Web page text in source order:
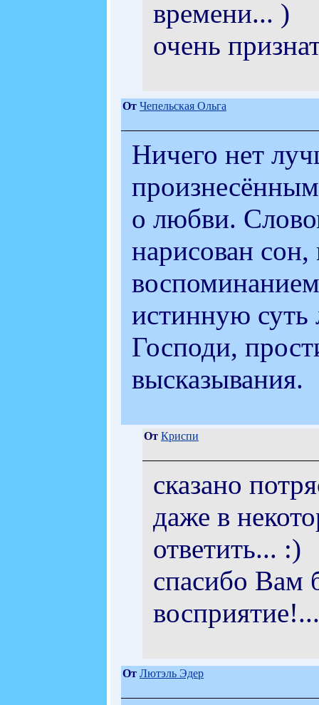
времени... )
очень
От Чепельская Ольга
Ничего нет
о любви.
нарисован сон,
истинную
Господи,
высказывания.
От Криспи
сказано
даже в
ответить... :)
спасибо Вам
От Лютэль Эдер